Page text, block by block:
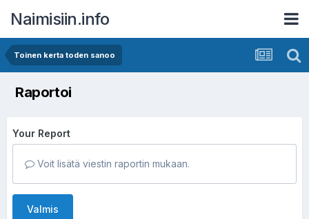
Naimisiin.info
Toinen kerta toden sanoo
Raportoi
Your Report
Voit lisätä viestin raportin mukaan.
Valmis